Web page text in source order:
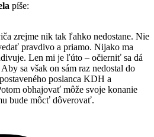
píše:
zrejme nik tak ľahko nedostane. Nie
pravdivo a priamo. Nijako ma
Len mi je ľúto – očierniť sa dá
sa však on sám raz nedostal do
poslanca KDH a
obhajovať môže svoje konanie
bude môcť dôverovať.